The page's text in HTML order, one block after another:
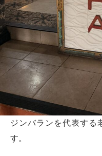
ジンバランを代表する
す。